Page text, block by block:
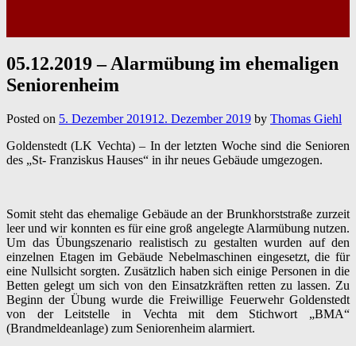
05.12.2019 – Alarmübung im ehemaligen
Seniorenheim
Posted on 5. Dezember 201912. Dezember 2019 by Thomas Giehl
Goldenstedt (LK Vechta) – In der letzten Woche sind die Senioren
des „St- Franziskus Hauses“ in ihr neues Gebäude umgezogen.
Somit steht das ehemalige Gebäude an der Brunkhorststraße zurzeit
leer und wir konnten es für eine groß angelegte Alarmübung nutzen.
Um das Übungszenario realistisch zu gestalten wurden auf den
einzelnen Etagen im Gebäude Nebelmaschinen eingesetzt, die für
eine Nullsicht sorgten. Zusätzlich haben sich einige Personen in die
Betten gelegt um sich von den Einsatzkräften retten zu lassen. Zu
Beginn der Übung wurde die Freiwillige Feuerwehr Goldenstedt
von der Leitstelle in Vechta mit dem Stichwort „BMA“
(Brandmeldeanlage) zum Seniorenheim alarmiert.